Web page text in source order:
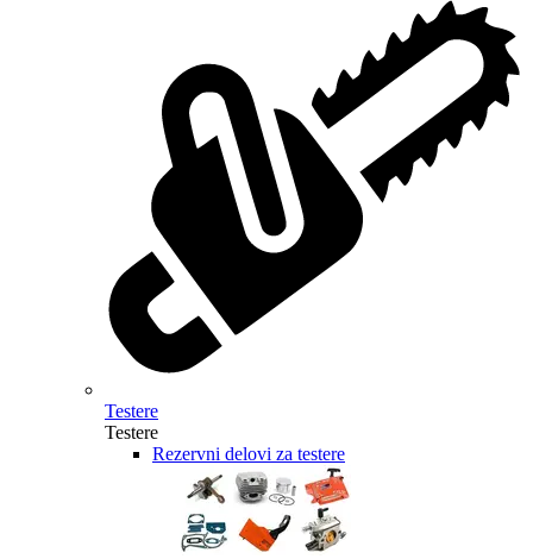
Testere
Testere
Rezervni delovi za testere